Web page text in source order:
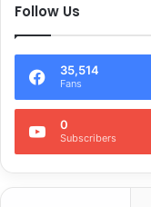
Follow Us
35,514
Fans
0
Subscribers